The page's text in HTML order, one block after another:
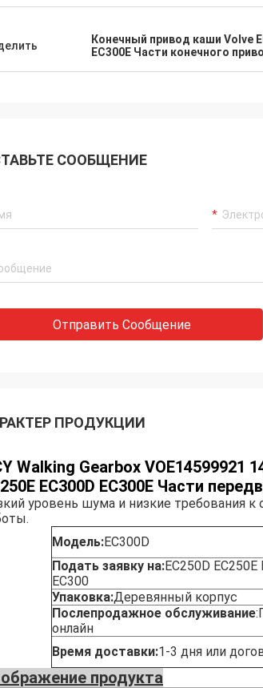
Конечный привод каши Volve
EC300E Части конечного
СООБЩЕНИЕ
Отправить Сообщение
ПРОДУКЦИИ
Walking Gearbox VOE14599921
EC300D EC300E Части
уровень шума и низкие требования
Модель:EC300D
Подать заявку на:EC250D EC250E
EC300
Упаковка:Деревянный корпус
Послепродажное обслуживание:
онлайн
Время доставки:1-3 дня или
продукта